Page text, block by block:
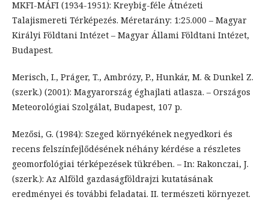
MKFI-MÁFI (1934-1951): Kreybig-féle Átnézeti
Talajismereti Térképezés. Méretarány: 1:25.000 – Magyar
Királyi Földtani Intézet – Magyar Állami Földtani Intézet,
Budapest.
Merisch, I., Práger, T., Ambrózy, P., Hunkár, M. & Dunkel Z.
(szerk.) (2001): Magyarország éghajlati atlasza. – Országos
Meteorológiai Szolgálat, Budapest, 107 p.
Mezősi, G. (1984): Szeged környékének negyedkori és
recens felszínfejlődésének néhány kérdése a részletes
geomorfológiai térképezések tükrében. – In: Rakonczai, J.
(szerk.): Az Alföld gazdaságföldrajzi kutatásának
eredményei és további feladatai. II. természeti környezet.